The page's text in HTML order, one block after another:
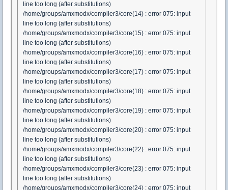
line too long (after substitutions)
/home/groups/amxmodx/compiler3/core(14) : error 075: input
line too long (after substitutions)
/home/groups/amxmodx/compiler3/core(15) : error 075: input
line too long (after substitutions)
/home/groups/amxmodx/compiler3/core(16) : error 075: input
line too long (after substitutions)
/home/groups/amxmodx/compiler3/core(17) : error 075: input
line too long (after substitutions)
/home/groups/amxmodx/compiler3/core(18) : error 075: input
line too long (after substitutions)
/home/groups/amxmodx/compiler3/core(19) : error 075: input
line too long (after substitutions)
/home/groups/amxmodx/compiler3/core(20) : error 075: input
line too long (after substitutions)
/home/groups/amxmodx/compiler3/core(22) : error 075: input
line too long (after substitutions)
/home/groups/amxmodx/compiler3/core(23) : error 075: input
line too long (after substitutions)
/home/groups/amxmodx/compiler3/core(24) : error 075: input